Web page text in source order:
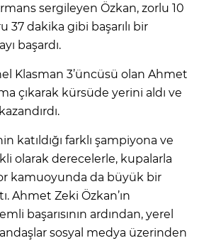
sergileyen Özkan, zorlu 10
dakika gibi başarılı bir
başardı.
Klasman 3’üncüsü olan Ahmet
çıkarak kürsüde yerini aldı ve
katıldığı farklı şampiyona ve
olarak derecelerle, kupalarla
kamuoyunda da büyük bir
Ahmet Zeki Özkan’ın
başarısının ardından, yerel
sosyal medya üzerinden